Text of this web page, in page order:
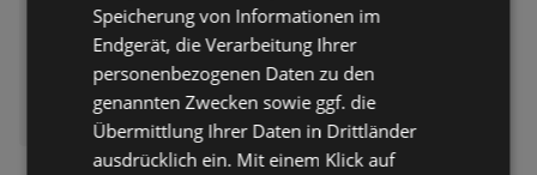
Speicherung von Informationen im
Endgerät, die Verarbeitung Ihrer
personenbezogenen Daten zu den
genannten Zwecken sowie ggf. die
Übermittlung Ihrer Daten in Drittländer
ausdrücklich ein. Mit einem Klick auf